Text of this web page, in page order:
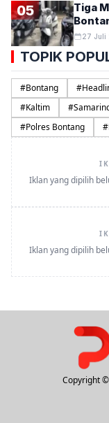
05
Tiga
27 Juli
TOPIK
#Bontang #
#Kaltim #
#Polres Bontang #
Iklan yang dipilih
Iklan yang dipilih
Copyright